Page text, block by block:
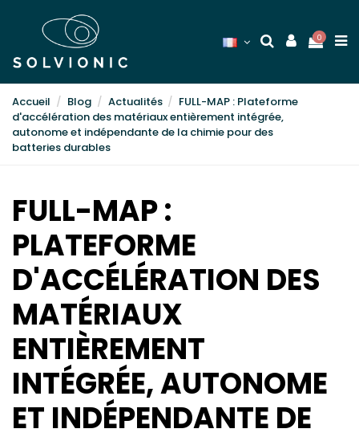
0
Accueil Blog Actualités
FULL-MAP : Plateforme
d'accélération des matériaux entièrement intégrée,
autonome et indépendante de la chimie pour des
batteries durables
FULL-MAP :
PLATEFORME
D'ACCÉLÉRATION DES
MATÉRIAUX
ENTIÈREMENT
INTÉGRÉE, AUTONOME
ET INDÉPENDANTE DE